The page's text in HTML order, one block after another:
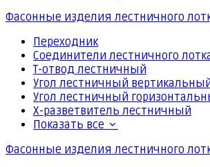
Фасонные изделия лестничного
Переходник
Соединители лестничного
Т-отвод лестничный
Угол лестничный
Угол лестничный
Х-разветвитель лестничный
Показать все
Фасонные изделия лестничного